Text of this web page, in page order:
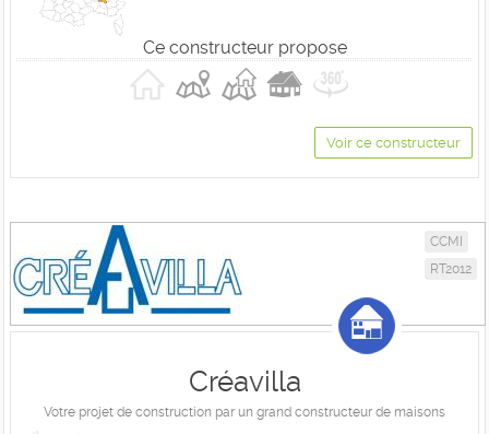
Ce constructeur propose
Voir ce constructeur
CCMI
RT2012
Créavilla
Votre projet de construction par un grand constructeur de maisons